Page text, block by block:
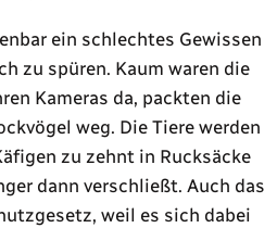
ein schlechtes Gewissen
zu spüren. Kaum waren die
Kameras da, packten die
weg. Die Tiere werden
zu zehnt in Rucksäcke
dann verschließt. Auch das
weil es sich dabei